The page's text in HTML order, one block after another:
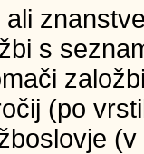
s
(po